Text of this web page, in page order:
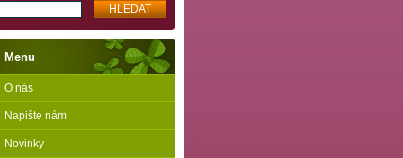
Menu
O nás
Napište nám
Novinky